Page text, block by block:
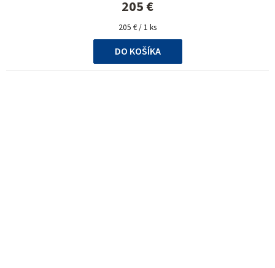
205 €
Jednotková
cena:
205 € / 1 ks
DO KOŠÍKA